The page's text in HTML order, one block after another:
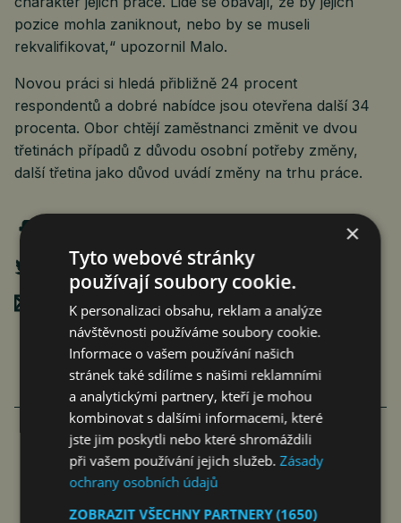
pozice mohla zaniknout, nebo by se museli
rekvalifikovat,“ upozornil Malo.
Novou práci si hledá přibližně 24 procent
respondentů a dobré nabídce jsou otevřena další 34
procenta. Obor chtějí zaměstnanci změnit ve dvou
třetinách případů z důvodu osobní potřeby změny,
další třetina jako důvod uvádí změny na trhu práce.
Poslat mailem
VÍCE ČLÁNKU Z BYZNYSU
RIDERA V HEŘMANICÍCH
POSTUPOVALA SPRÁVNĚ, ČIŽP
×
Tyto webové stránky
používají soubory cookie.
K personalizaci obsahu, reklam a analýze
návštěvnosti používáme soubory cookie.
Informace o vašem používání našich
stránek také sdílíme s našimi reklamními
a analytickými partnery, kteří je mohou
kombinovat s dalšími informacemi, které
jste jim poskytli nebo které shromáždili
při vašem používání jejich služeb.Zásady
ochrany osobních údajů
ZOBRAZIT VŠECHNY PARTNERY(1650)